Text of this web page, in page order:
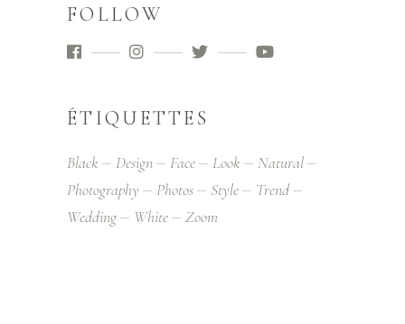
FOLLOW
ÉTIQUETTES
Black Design Face Look
Natural
Photography
Photos Style
Trend
Wedding
White Zoom